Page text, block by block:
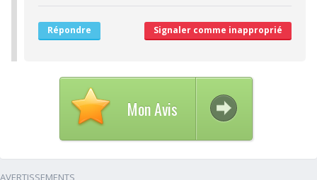
Répondre Signaler comme inapproprié
Mon Avis
AVERTISSEMENTS